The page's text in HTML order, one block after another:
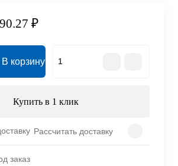
₽
В корзину
Купить в 1 клик
Рассчитать доставку
заказ